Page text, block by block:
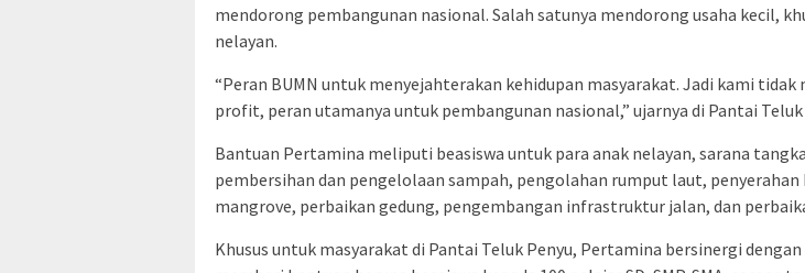
mendorong pembangunan nasional. Salah satunya mendorong usaha kecil,
nelayan.
“Peran BUMN untuk menyejahterakan kehidupan masyarakat. Jadi kami tidak
profit, peran utamanya untuk pembangunan nasional,” ujarnya di Pantai Teluk
Bantuan Pertamina meliputi beasiswa untuk para anak nelayan, sarana
pembersihan dan pengelolaan sampah, pengolahan rumput laut,
mangrove, perbaikan gedung, pengembangan infrastruktur jalan, dan
Khusus untuk masyarakat di Pantai Teluk Penyu, Pertamina bersinergi dengan